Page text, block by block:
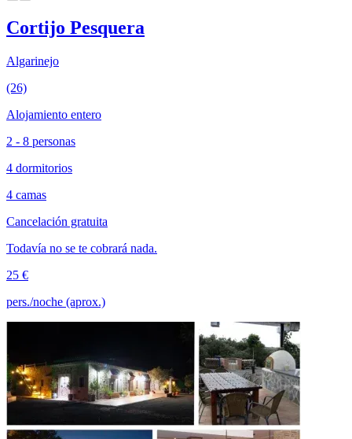
Cortijo Pesquera
Algarinejo
(26)
Alojamiento entero
2 - 8 personas
4 dormitorios
4 camas
Cancelación gratuita
Todavía no se te cobrará nada.
25 €
pers./noche (aprox.)